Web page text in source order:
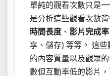
單純的觀看次數只是
是分析這些觀看次數
時間長度 、 影片完成率
享、儲存) 等等。 這
的內容質量以及觀眾
數但互動率低的影片